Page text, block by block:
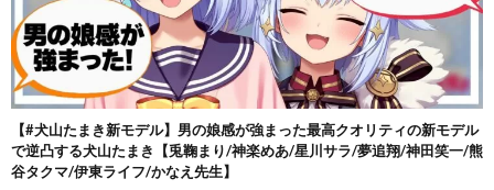
【#犬山たまき新モデル】男の娘感が強まった最高クオリティの新モデル
で逆凸する犬山たまき【兎鞠まり/神楽めあ/星川サラ/夢追翔/神田笑一/熊
谷タクマ/伊東ライフ/かなえ先生】